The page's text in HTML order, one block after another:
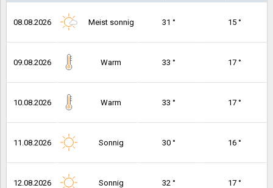
08.08.2026 Meist sonnig 31 ° 15 °
09.08.2026 Warm 33 ° 17 °
10.08.2026 Warm 33 ° 17 °
11.08.2026 Sonnig 30 ° 16 °
12.08.2026 Sonnig 32 ° 17 °